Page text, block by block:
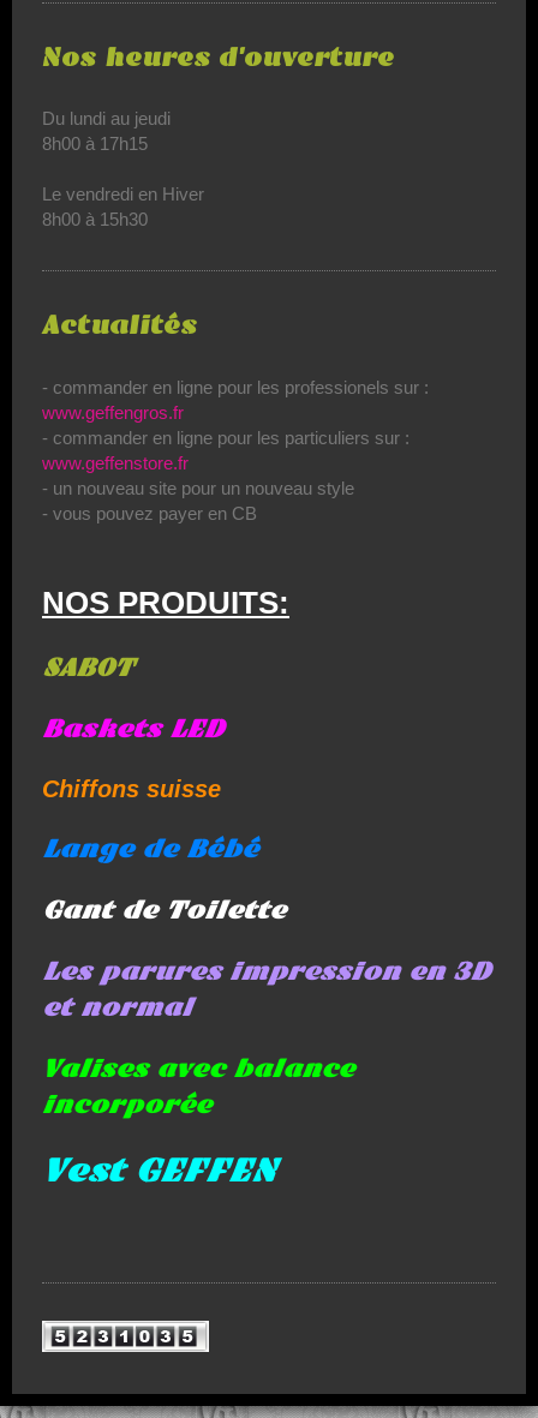
Nos heures d'ouverture
Du lundi au jeudi
8h00 à 17h15
Le vendredi en Hiver
8h00 à 15h30
Actualités
- commander en ligne pour les professionels sur :
www.geffengros.fr
- commander en ligne pour les particuliers sur :
www.geffenstore.fr
- un nouveau site pour un nouveau style
- vous pouvez payer en CB
NOS PRODUITS:
SABOT
Baskets LED
Chiffons suisse
Lange de Bébé
Gant de Toilette
Les parures impression en 3D
et normal
Valises avec balance
incorporée
Vest GEFFEN